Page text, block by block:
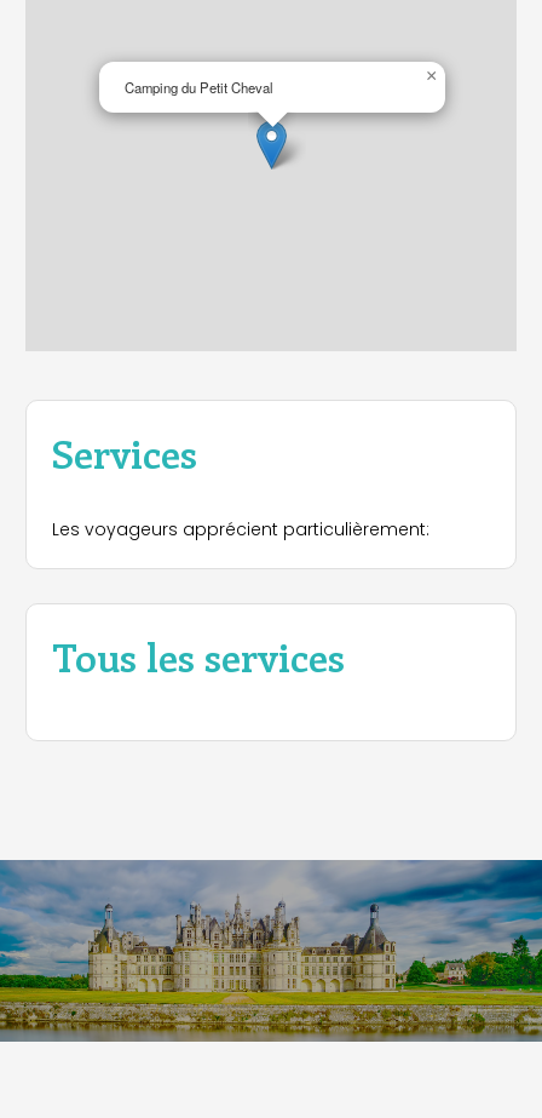
Camping du Petit Cheval
×
Services
Les voyageurs apprécient particulièrement:
Tous les services